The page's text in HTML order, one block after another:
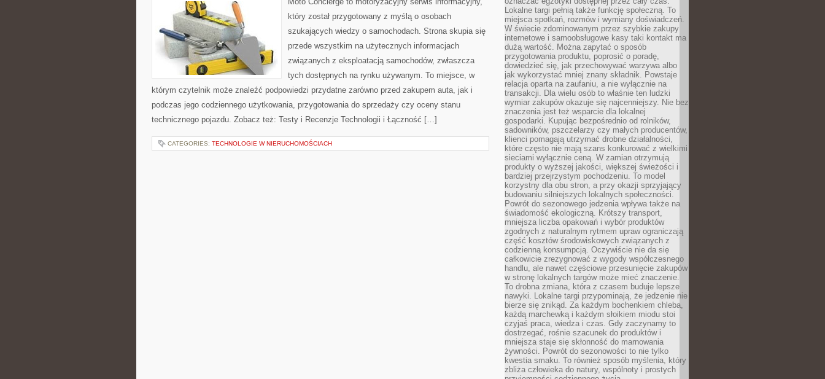
który został przygotowany z myślą o osobach
szukających wiedzy o samochodach. Strona skupia się
przede wszystkim na użytecznych informacjach
związanych z eksploatacją samochodów, zwłaszcza
tych dostępnych na rynku używanym. To miejsce, w
którym czytelnik może znaleźć podpowiedzi przydatne zarówno przed zakupem auta, jak i
podczas jego codziennego użytkowania, przygotowania do sprzedaży czy oceny stanu
technicznego pojazdu. Zobacz też: Testy i Recenzje Technologii i Łączność […]
CATEGORIES: TECHNOLOGIE W NIERUCHOMOŚCIACH
Lokalne targi pełnią także funkcję społeczną. To
miejsca spotkań, rozmów i wymiany doświadczeń.
W świecie zdominowanym przez szybkie zakupy
internetowe i samoobsługowe kasy taki kontakt ma
dużą wartość. Można zapytać o sposób
przygotowania produktu, poprosić o poradę,
dowiedzieć się, jak przechowywać warzywa albo
jak wykorzystać mniej znany składnik. Powstaje
relacja oparta na zaufaniu, a nie wyłącznie na
transakcji. Dla wielu osób to właśnie ten ludzki
wymiar zakupów okazuje się najcenniejszy. Nie bez
znaczenia jest też wsparcie dla lokalnej
gospodarki. Kupując bezpośrednio od rolników,
sadowników, pszczelarzy czy małych producentów,
klienci pomagają utrzymać drobne działalności,
które często nie mają szans konkurować z wielkimi
sieciami wyłącznie ceną. W zamian otrzymują
produkty o wyższej jakości, większej świeżości i
bardziej przejrzystym pochodzeniu. To model
korzystny dla obu stron, a przy okazji sprzyjający
budowaniu silniejszych lokalnych społeczności.
Powrót do sezonowego jedzenia wpływa także na
świadomość ekologiczną. Krótszy transport,
mniejsza liczba opakowań i wybór produktów
zgodnych z naturalnym rytmem upraw ograniczają
część kosztów środowiskowych związanych z
codzienną konsumpcją. Oczywiście nie da się
całkowicie zrezygnować z wygody współczesnego
handlu, ale nawet częściowe przesunięcie zakupów
w stronę lokalnych targów może mieć znaczenie.
To drobna zmiana, która z czasem buduje lepsze
nawyki. Lokalne targi przypominają, że jedzenie nie
bierze się znikąd. Za każdym bochenkiem chleba,
każdą marchewką i każdym słoikiem miodu stoi
czyjaś praca, wiedza i czas. Gdy zaczynamy to
dostrzegać, rośnie szacunek do produktów i
mniejsza staje się skłonność do marnowania
żywności. Powrót do sezonowości to nie tylko
kwestia smaku. To również sposób myślenia, który
zbliża człowieka do natury, wspólnoty i prostych